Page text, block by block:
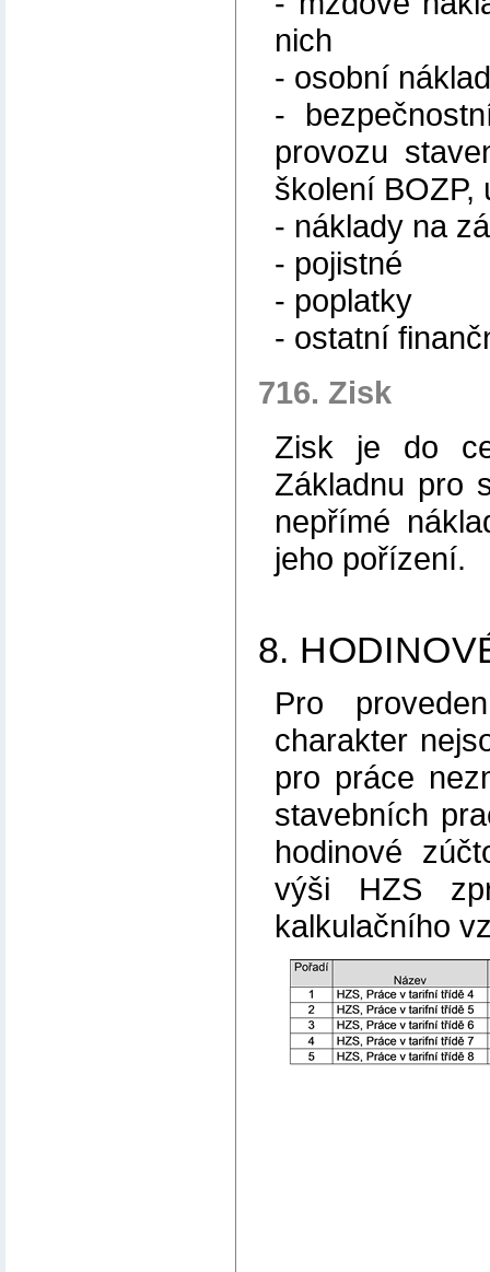
nich
- osobní
-
provozu
školení BOZP,
- náklady na
- pojistné
- poplatky
- ostatní
716. Zisk
Zisk je do
Základnu pro
nepřímé
jeho pořízení.
8.
Pro
charakter
pro práce
stavebních
hodinové
výši HZS
kalkulačního